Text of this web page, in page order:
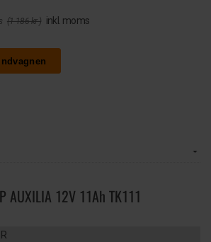
(1 186 kr ) inkl. moms
AUXILIA 12V 11Ah TK111